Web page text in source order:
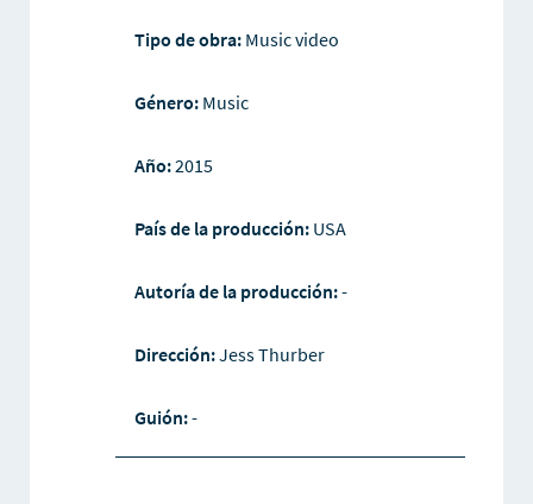
Tipo de obra:Music video
Género:Music
Año:2015
País de la producción: USA
Autoría de la producción:-
Dirección:Jess Thurber
Guión:-